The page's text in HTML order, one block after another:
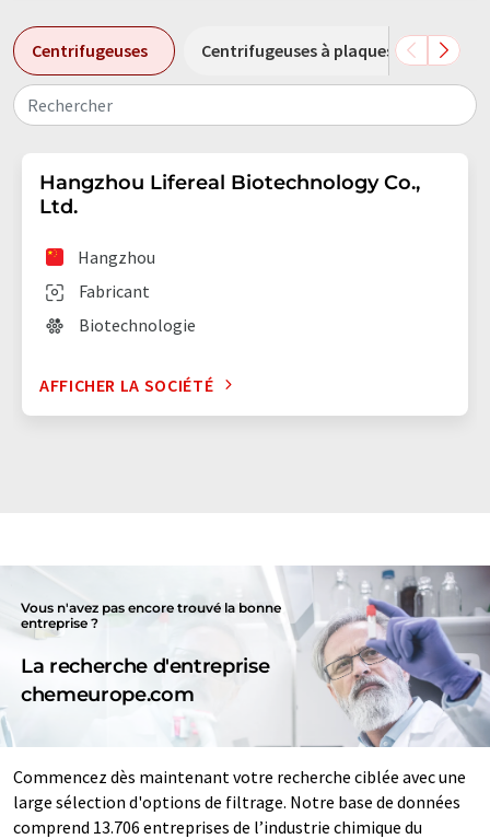
Centrifugeuses Centrifugeuses à plaques
Rechercher
Hangzhou Lifereal Biotechnology Co.,
Ltd.
Fabricant
Hangzhou
Biotechnologie
AFFICHER LA SOCIÉTÉ
Vous n'avez pas encore trouvé la bonne
entreprise ?
La recherche d'entreprise
chemeurope.com
Commencez dès maintenant votre recherche ciblée avec une
large sélection d'options de filtrage. Notre base de données
comprend 13.706 entreprises de l’industrie chimique du